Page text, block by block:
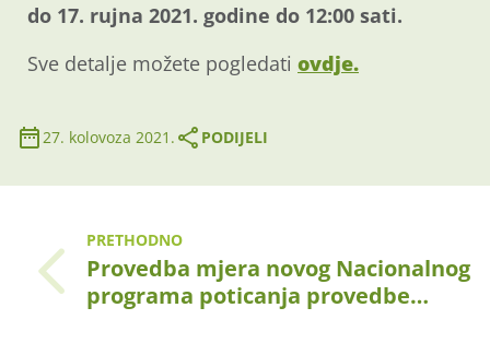
do 17. rujna 2021. godine do 12:00 sati.
Sve detalje možete pogledati ovdje.
27. kolovoza 2021. PODIJELI
PRETHODNO
Provedba mjera novog Nacionalnog
programa poticanja provedbe…